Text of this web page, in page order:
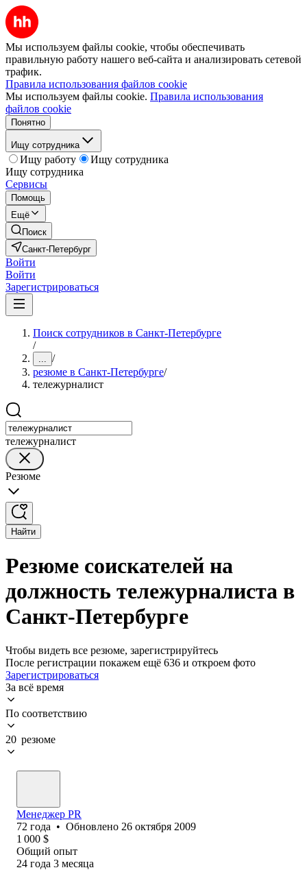
Мы используем файлы cookie, чтобы обеспечивать
правильную работу нашего веб-сайта и анализировать сетевой
трафик.
Правила использования файлов cookie
Мы используем файлы cookie. Правила использования
файлов cookie
Понятно
Ищу сотрудника
Ищу работу
Ищу сотрудника
Ищу сотрудника
Сервисы
Помощь
Ещё
Поиск
Санкт-Петербург
Войти
Войти
Зарегистрироваться
Поиск сотрудников в Санкт-Петербурге
/
... /
резюме в Санкт-Петербурге/
тележурналист
тележурналист
Резюме
Найти
Резюме соискателей на
должность тележурналиста в
Санкт-Петербурге
Чтобы видеть все резюме, зарегистрируйтесь
После регистрации покажем ещё 636 и откроем фото
Зарегистрироваться
За всё время
По соответствию
20 резюме
Менеджер PR
72 года • Обновлено 26 октября 2009
1 000 $
Общий опыт
24 года 3 месяца